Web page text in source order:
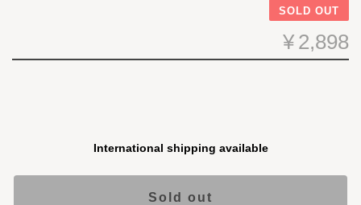
SOLD OUT
¥2,898
International shipping available
Sold out